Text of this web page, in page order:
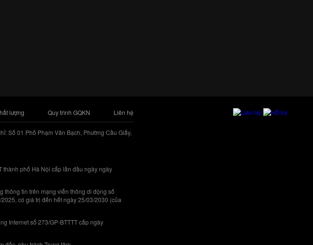
lượng Quy trình GQKN Liên hệ
Số 01 Phố Phạm Văn Bạch, Phường Cầu Giấy,
phố Hà Nội cấp lần đầu ngày ngày
thông tin trên mạng viễn thông di động số
có giá trị đến hết ngày 25/03/2030 (của
Internet số 273/GP-BTTTT cấp ngày